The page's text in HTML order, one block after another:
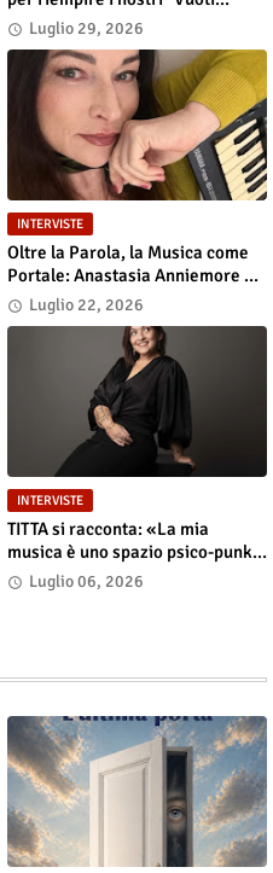
digitali"»
Luglio 29, 2026
INTERVISTE
Oltre la Parola, la Musica come
Portale: Anastasia Anniemore 24
si Racconta tra Poesia,
Produzione e Nuove Visioni
Luglio 22, 2026
INTERVISTE
TITTA si racconta: «La mia
musica è uno spazio psico-punk
in cui il corpo incarna le storie»
Luglio 06, 2026